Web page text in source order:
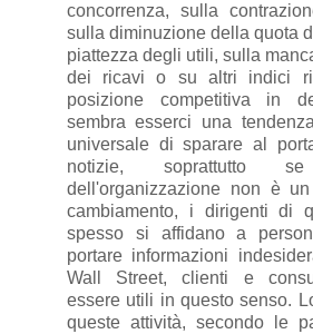
concorrenza, sulla
sulla diminuzione della quota
piattezza degli utili, sulla
dei ricavi o su altri indici
posizione competitiva in
sembra esserci una
universale di sparare al
notizie, soprattutto
dell'organizzazione non è
cambiamento, i dirigenti di
spesso si affidano a
portare informazioni
Wall Street, clienti e
essere utili in questo senso.
queste attività, secondo le